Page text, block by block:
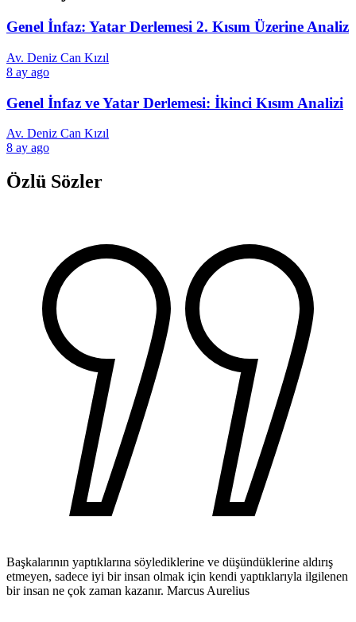
Genel İnfaz: Yatar Derlemesi 2. Kısım Üzerine Analiz
Av. Deniz Can Kızıl
8 ay ago
Genel İnfaz ve Yatar Derlemesi: İkinci Kısım Analizi
Av. Deniz Can Kızıl
8 ay ago
Özlü Sözler
Başkalarının yaptıklarına söylediklerine ve düşündüklerine aldırış
etmeyen, sadece iyi bir insan olmak için kendi yaptıklarıyla ilgilenen
bir insan ne çok zaman kazanır. Marcus Aurelius